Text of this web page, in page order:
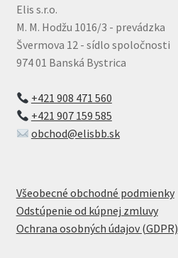
Elis s.r.o.
M. M. Hodžu 1016/3 - prevádzka
Švermova 12 - sídlo spoločnosti
974 01 Banská Bystrica
+421 908 471 560
+421 907 159 585
obchod@elisbb.sk
Všeobecné obchodné podmienky
Odstúpenie od kúpnej zmluvy
Ochrana osobných údajov (GDPR)